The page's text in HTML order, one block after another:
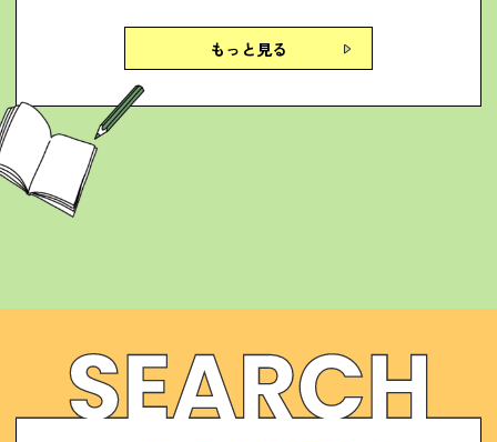
もっと見る